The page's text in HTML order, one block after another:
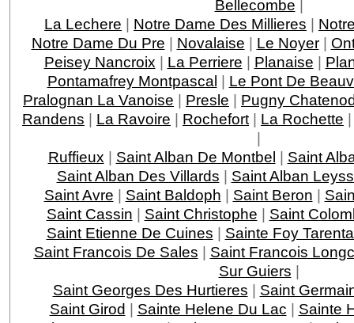
Bellecombe |
La Lechere | Notre Dame Des Millieres |
Notre Dame Du Pre | Novalaise | Le Noyer|
Peisey Nancroix | La Perriere | Planaise |
Pontamafrey Montpascal | Le Pont De
Pralognan La Vanoise | Presle | Pugny
Randens | La Ravoire | Rochefort | La Rochette
|
Ruffieux | Saint Alban De Montbel | Saint
Saint Alban Des Villards | Saint Alban
Saint Avre | Saint Baldoph | Saint Beron |
Saint Cassin | Saint Christophe | Saint
Saint Etienne De Cuines | Sainte Foy
Saint Francois De Sales | Saint Francois
Sur Guiers |
Saint Georges Des Hurtieres | Saint
Saint Girod | Sainte Helene Du Lac | Sainte